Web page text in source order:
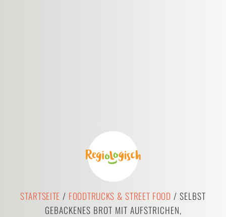
STARTSEITE / FOODTRUCKS & STREET FOOD / SELBST
GEBACKENES BROT MIT AUFSTRICHEN,